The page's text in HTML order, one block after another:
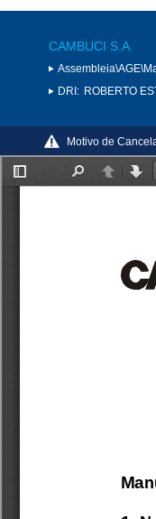
CAMBUCI S.A.
DRI: ROBERTO
Motivo de